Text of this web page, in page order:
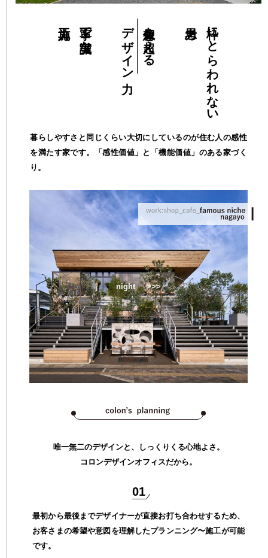
丁寧で誠実な 想像を超える
デザイン力 枠にとらわれない
暮らしやすさと同じくらい大切にしているのが住む人の感性
を満たす家です。「感性価値」と「機能価値」のある家づく
り。
night >>>
唯一無二のデザインと、しっくりくる心地よさ。
コロンデザインオフィスだから。
01
最初から最後までデザイナーが直接お打ち合わせするため、
お客さまの希望や意図を理解したプランニング〜施工が可能
です。